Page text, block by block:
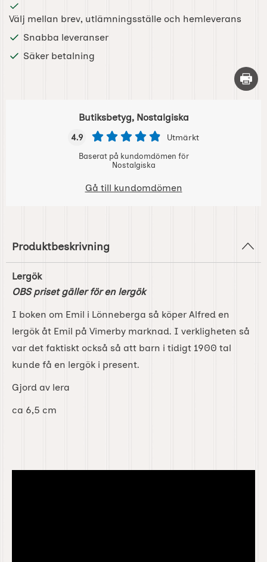
Välj mellan brev, utlämningsställe och hemleverans
Snabba leveranser
Säker betalning
Skriv
Butiksbetyg, Nostalgiska
4.9 Utmärkt
Baserat på kundomdömen för
Nostalgiska
Gå till kundomdömen
Produktbeskrivning
Lergök
OBS priset gäller för en lergök
I boken om Emil i Lönneberga så köper Alfred en
lergök åt Emil på Vimerby marknad. I verkligheten så
var det faktiskt också så att barn i tidigt 1900 tal
kunde få en lergök i present.
Gjord av lera
ca 6,5 cm